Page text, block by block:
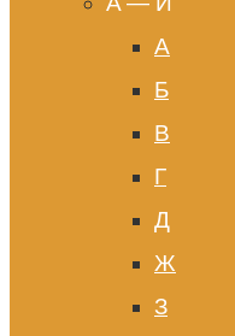
А
Б
В
Г
Д
Ж
З